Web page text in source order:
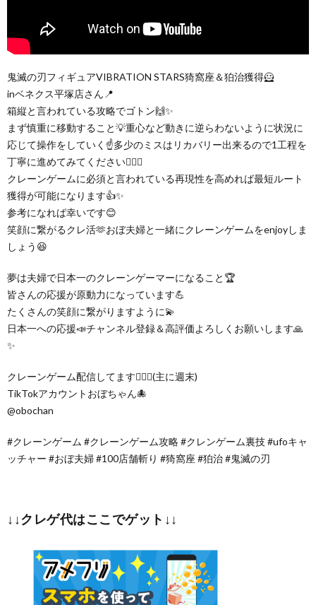
鬼滅の刃フィギュアVIBRATION STARS猗窩座＆狛治獲得🦸
inベネクス平塚店さん📍
箱縦と言われている攻略でゴトン🙌✨
まず慎重に移動すること💡重心など動きに逆らわないように状況に
応じて操作をしていく☝️多少のミスはリカバリー出来るので1工程を
丁寧に進めてみてください💁🏻‍♀️
クレーンゲームに必須と言われている再現性を高めれば最短ルート
獲得が可能になります👍️✨️
参考になれば幸いです😊
笑顔に繋がるクレ活🫶おぼ夫婦と一緒にクレーンゲームをenjoyしま
しょう😆
夢は夫婦で日本一のクレーンゲーマーになること🏆️
皆さんの応援が原動力になっています💪
たくさんの笑顔に繋がりますように💫
日本一への応援📣チャンネル登録＆高評価よろしくお願いします🙏
✨
クレーンゲーム配信してます🦸🏻‍♀️(主に週末)
TikTokアカウントおぼちゃん🐙
@obochan
#クレーンゲーム #クレーンゲーム攻略 #クレンゲーム裏技 #ufoキャ
ッチャー #おぼ夫婦 #100店舗斬り #猗窩座 #狛治 #鬼滅の刃
↓↓クレゲ代はここでゲット↓↓